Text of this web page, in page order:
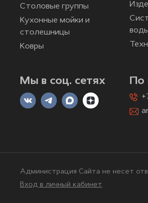
Столовые группы
Кухонные мойки и
столешницы
Ковры
Мы в соц. сетях По
Администрация Сайта не несет
Вход в личный кабинет